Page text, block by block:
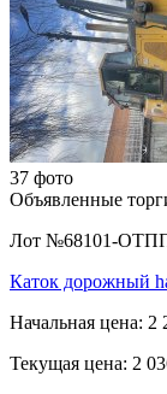
37 фото
Объявленные
Лот №68101-
Каток дорожный
Начальная цена: 2
Текущая цена: 2